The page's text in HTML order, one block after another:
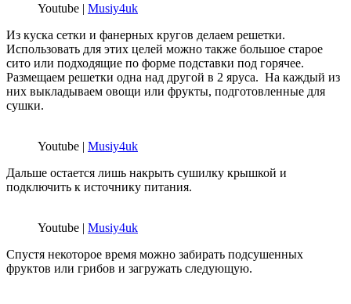
Youtube | Musiy4uk
Из куска сетки и фанерных кругов делаем решетки.
Использовать для этих целей можно также большое старое
сито или подходящие по форме подставки под горячее.
Размещаем решетки одна над другой в 2 яруса. На каждый из
них выкладываем овощи или фрукты, подготовленные для
сушки.
Youtube | Musiy4uk
Дальше остается лишь накрыть сушилку крышкой и
подключить к источнику питания.
Youtube | Musiy4uk
Спустя некоторое время можно забирать подсушенных
фруктов или грибов и загружать следующую.